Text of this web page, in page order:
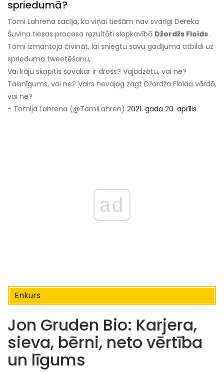
spriedumā?
Tomi Lahrena sacīja, ka viņai tiešām nav svarīgi Dereka
Šuvina tiesas procesa rezultāti slepkavībā Džordžs Floids .
Tomi izmantoja čivināt, lai sniegtu savu gadījuma atbildi uz
sprieduma tweetēšanu,
Vai kāju skapītis šovakar ir drošs? Vajadzētu, vai ne?
Taisnīgums, vai ne? Vairs nevajag zagt Džordža Floida vārdā,
vai ne?
- Tomija Lahrena (@TomiLahren) 2021. gada 20. aprīlis
ad
Enkurs
Jon Gruden Bio: Karjera,
sieva, bērni, neto vērtība
un līgums